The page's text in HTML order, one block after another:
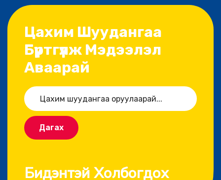
Цахим Шуудангаа
Бүртгүүлж Мэдээлэл
Аваарай
Дагах
Бидэнтэй Холбогдох